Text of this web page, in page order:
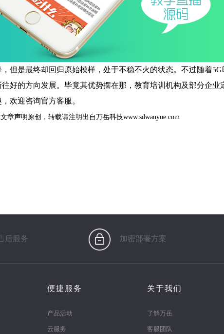
但是最终却回归原始模样，处于不稳不火的状态。不过随着
好的方向发展。毕竟其优势摆在那，教育培训机构及部分企
欢迎咨询官方客服。
章声明原创，转载请注明出自万岳科技www.sdwanyue.com
后服务 加密部署方案
便捷服务
产品活动
云服务
关于我们
了解万岳
客服团队